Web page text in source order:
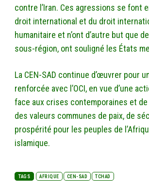
contre l’Iran. Ces agressions se font
droit international et du droit
humanitaire et n’ont d’autre but que
sous-région, ont souligné les États
La CEN-SAD continue d’œuvrer pour
renforcée avec l’OCI, en vue d’une
face aux crises contemporaines et
des valeurs communes de paix, de
prospérité pour les peuples de
islamique.
TAGS AFRIQUE CEN-SAD TCHAD